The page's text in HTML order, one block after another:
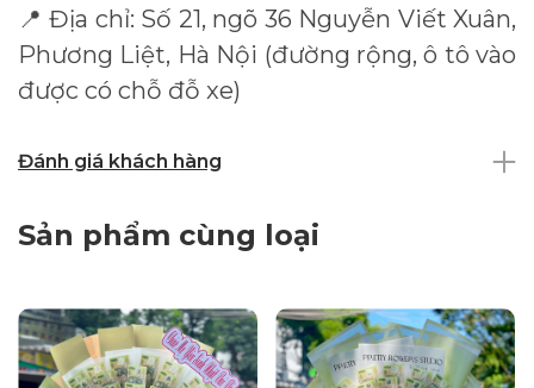
📍 Địa chỉ: Số 21, ngõ 36 Nguyễn Viết Xuân,
Phương Liệt, Hà Nội (đường rộng, ô tô vào
được có chỗ đỗ xe)
Đánh giá khách hàng
Sản phẩm cùng loại